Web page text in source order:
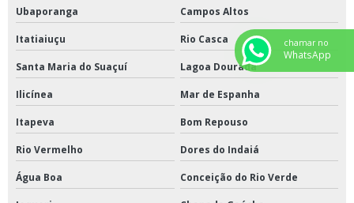
Ubaporanga Campos Altos
Itatiaiuçu Rio Casca
Santa Maria do Suaçuí Lagoa Dourada
Ilicínea Mar de Espanha
Itapeva Bom Repouso
Rio Vermelho Dores do Indaiá
Água Boa Conceição do Rio Verde
chamar no
WhatsApp